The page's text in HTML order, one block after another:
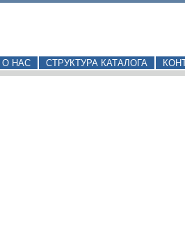
О НАС СТРУКТУРА КАТАЛОГА